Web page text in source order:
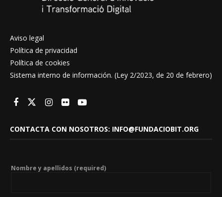
Aviso legal
Política de privacidad
Política de cookies
Sistema interno de información. (Ley 2/2023, de 20 de febrero)
CONTACTA CON NOSOTROS: INFO@FUNDACIOBIT.ORG
Nombre y apellidos (required)